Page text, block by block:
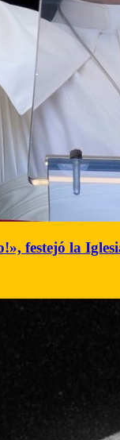
festejó la